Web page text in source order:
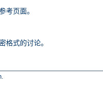
考页面。
格式的讨论。